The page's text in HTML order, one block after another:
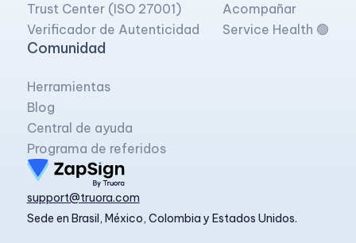
support@truora.com
Sede en Brasil, México, Colombia y Estados Unidos.
Trust Center (ISO 27001)
Verificador de Autenticidad
Acompañar
Service Health 🟢
Comunidad
Herramientas
Blog
Central de ayuda
Programa de referidos